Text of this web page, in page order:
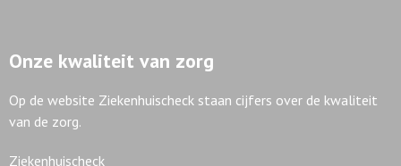
Onze kwaliteit van zorg
Op de website Ziekenhuischeck staan cijfers over de kwaliteit
van de zorg.
Ziekenhuischeck